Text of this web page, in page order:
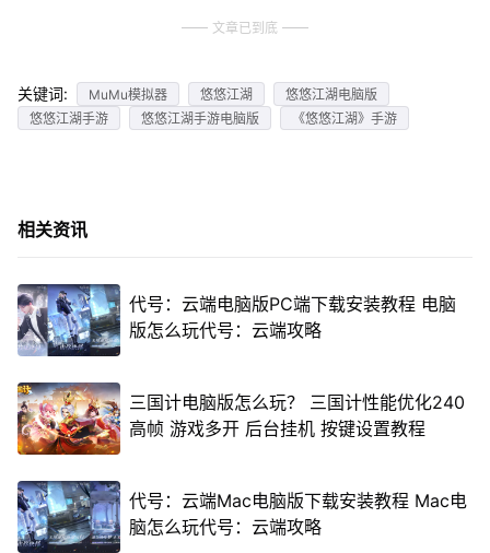
文章已到底
关键词: MuMu模拟器 悠悠江湖
悠悠江湖电脑版
悠悠江湖手游
悠悠江湖手游电脑版 《悠悠江湖》手游
相关资讯
代号：云端电脑版PC端下载安装教程 电脑
版怎么玩代号：云端攻略
三国计电脑版怎么玩？ 三国计性能优化240
高帧 游戏多开 后台挂机 按键设置教程
代号：云端Mac电脑版下载安装教程 Mac电
脑怎么玩代号：云端攻略